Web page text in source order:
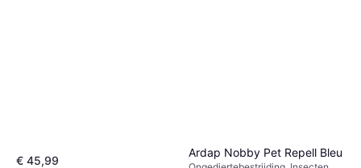
€ 45,99
Ardap Nobby Pet Repell Bleu